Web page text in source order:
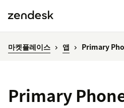
마켓플레이스 앱 Primary
Primary